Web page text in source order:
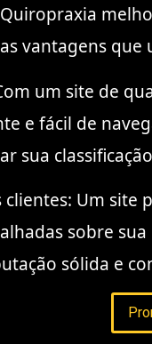
vantagens
um site de
e fácil de
sua
Um
sobre
sólida e